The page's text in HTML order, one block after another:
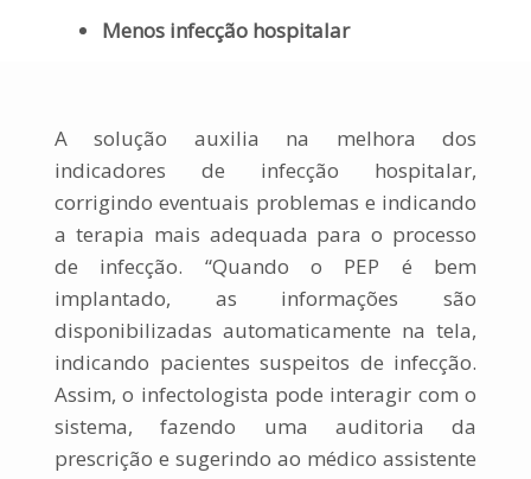
Menos infecção hospitalar
A solução auxilia na melhora dos
indicadores de infecção hospitalar,
corrigindo eventuais problemas e indicando
a terapia mais adequada para o processo
de infecção. “Quando o PEP é bem
implantado, as informações são
disponibilizadas automaticamente na tela,
indicando pacientes suspeitos de infecção.
Assim, o infectologista pode interagir com o
sistema, fazendo uma auditoria da
prescrição e sugerindo ao médico assistente